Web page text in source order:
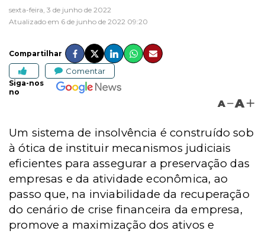
sexta-feira, 3 de junho de 2022
Atualizado em 6 de junho de 2022 09:20
Compartilhar
Comentar
Siga-nos
no
A A
Um sistema de insolvência é construído sob
à ótica de instituir mecanismos judiciais
eficientes para assegurar a preservação das
empresas e da atividade econômica, ao
passo que, na inviabilidade da recuperação
do cenário de crise financeira da empresa,
promove a maximização dos ativos e